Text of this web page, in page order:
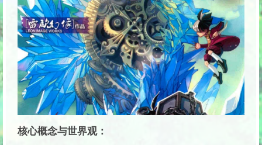
核心概念与世界观：